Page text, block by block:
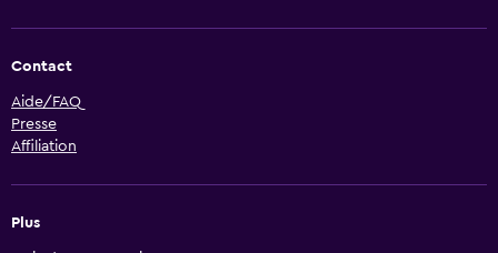
Contact
Aide/FAQ
Presse
Affiliation
Plus